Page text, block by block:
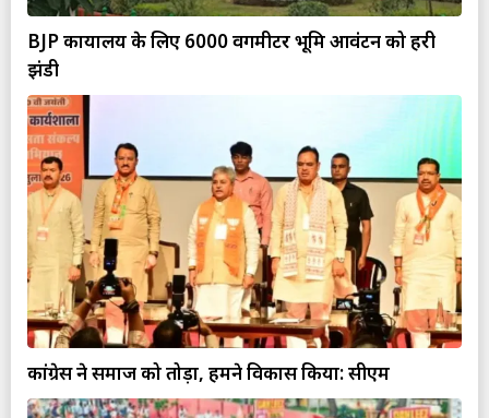
BJP कार्यालय के लिए 6000 वर्गमीटर भूमि आवंटन को हरी
झंडी
कांग्रेस ने समाज को तोड़ा, हमने विकास किया: सीएम